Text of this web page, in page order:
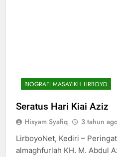
BIOGRAFI MASAYIKH LIRBOYO
Seratus Hari Kiai Aziz
Hisyam Syafiq 3 tahun
LirboyoNet, Kediri –
almaghfurlah KH. M. Abdul